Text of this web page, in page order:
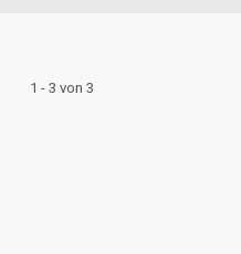
1 - 3 von 3